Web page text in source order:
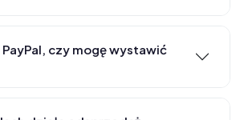
czy mogę wystawić